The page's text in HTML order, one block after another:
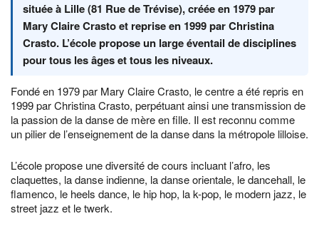
située à Lille (81 Rue de Trévise), créée en 1979 par
Mary Claire Crasto et reprise en 1999 par Christina
Crasto. L’école propose un large éventail de disciplines
pour tous les âges et tous les niveaux.
Fondé en 1979 par Mary Claire Crasto, le centre a été repris en
1999 par Christina Crasto, perpétuant ainsi une transmission de
la passion de la danse de mère en fille. Il est reconnu comme
un pilier de l’enseignement de la danse dans la métropole lilloise.
L’école propose une diversité de cours incluant l’afro, les
claquettes, la danse indienne, la danse orientale, le dancehall, le
flamenco, le heels dance, le hip hop, la k-pop, le modern jazz, le
street jazz et le twerk.